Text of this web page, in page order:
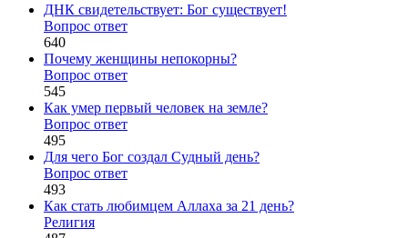
ДНК свидетельствует: Бог существует!
Вопрос ответ
640
Почему женщины непокорны?
Вопрос ответ
545
Как умер первый человек на земле?
Вопрос ответ
495
Для чего Бог создал Судный день?
Вопрос ответ
493
Как стать любимцем Аллаха за 21 день?
Религия